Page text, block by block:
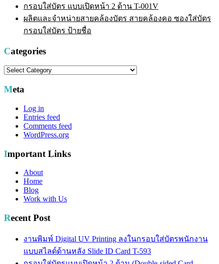
กรอบใส่บัตร แบบเปิดหน้า 2 ด้าน T-001V
ผลิตและจำหน่ายสายคล้องบัตร สายคล้องคอ ซองใส่บัตร
กรอบใส่บัตร ป้ายชื่อ
Categories
Categories
Meta
Log in
Entries feed
Comments feed
WordPress.org
Important Links
About
Home
Blog
Work with Us
Recent Post
งานพิมพ์ Digital UV Printing ลงในกรอบใส่บัตรพนักงาน
แบบสไลด์ด้านหลัง Slide ID Card T-593